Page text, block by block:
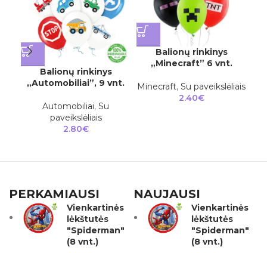
Balionų rinkinys
„Automobiliai”, 9 vnt.
Automobiliai, Su
paveikslėliais
2.80€
Balionų rinkinys
„Minecraft” 6 vnt.
Minecraft, Su paveikslėliais
2.40€
PERKAMIAUSI
Vienkartinės
lėkštutės
"Spiderman"
(8 vnt.)
NAUJAUSI
Vienkartinės
lėkštutės
"Spiderman"
(8 vnt.)